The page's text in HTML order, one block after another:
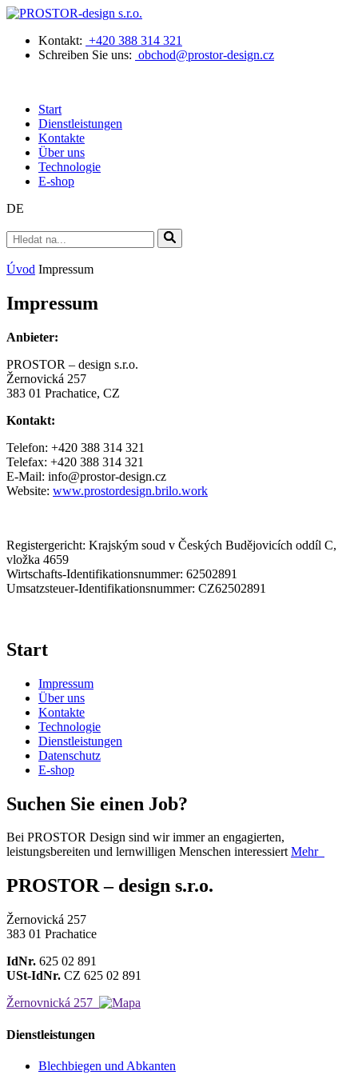
Kontakt: +420 388 314 321
Schreiben Sie uns: obchod@prostor-design.cz
Start
Dienstleistungen
Kontakte
Über uns
Technologie
E-shop
DE
Úvod Impressum
Impressum
Anbieter:
PROSTOR – design s.r.o.
Žernovická 257
383 01 Prachatice, CZ
Kontakt:
Telefon: +420 388 314 321
Telefax: +420 388 314 321
E-Mail: info@prostor-design.cz
Website: www.prostordesign.brilo.work
Registergericht: Krajským soud v Českých Budějovicích oddíl C,
vložka 4659
Wirtschafts-Identifikationsnummer: 62502891
Umsatzsteuer-Identifikationsnummer: CZ62502891
Start
Impressum
Über uns
Kontakte
Technologie
Dienstleistungen
Datenschutz
E-shop
Suchen Sie einen Job?
Bei PROSTOR Design sind wir immer an engagierten,
leistungsbereiten und lernwilligen Menschen interessiertMehr
PROSTOR – design s.r.o.
Žernovická 257
383 01 Prachatice
IdNr. 625 02 891
USt-IdNr. CZ 625 02 891
Žernovnická 257
Dienstleistungen
Blechbiegen und Abkanten